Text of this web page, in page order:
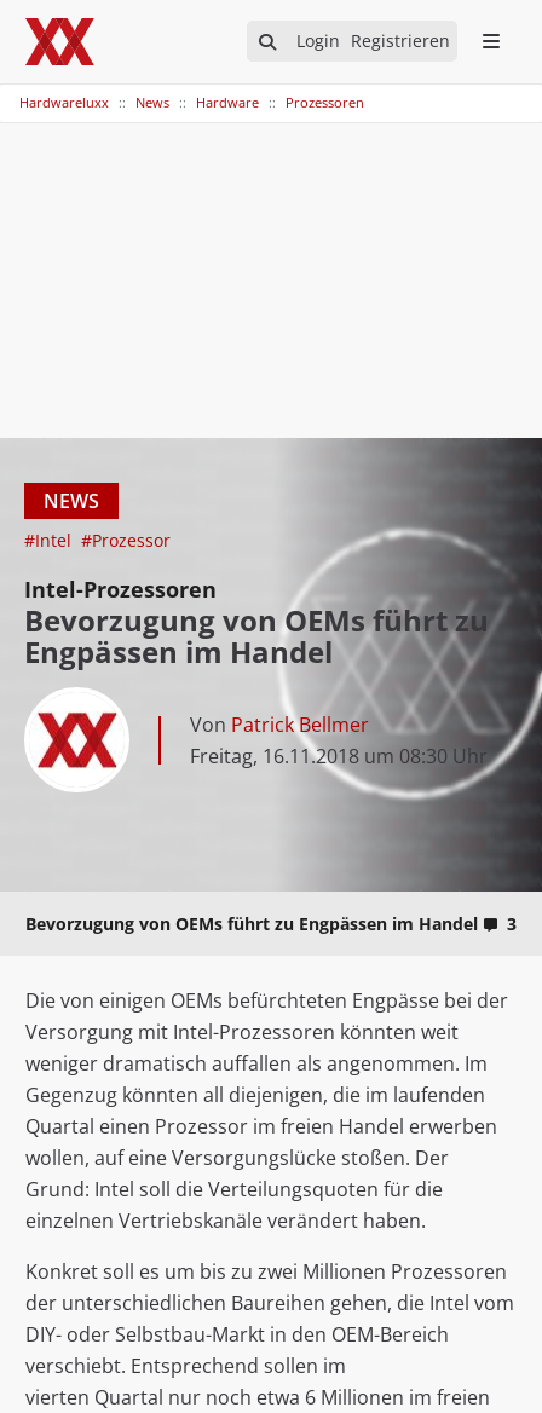
Login Registrieren
Hardwareluxx News Hardware Prozessoren
NEWS
#Intel #Prozessor
Intel-Prozessoren
Bevorzugung von OEMs führt zu
Engpässen im Handel
Von Patrick Bellmer
Freitag, 16.11.2018 um 08:30 Uhr
Bevorzugung von OEMs führt zu Engpässen im Handel 3
Die von einigen OEMs befürchteten Engpässe bei der
Versorgung mit Intel-Prozessoren könnten weit
weniger dramatisch auffallen als angenommen. Im
Gegenzug könnten all diejenigen, die im laufenden
Quartal einen Prozessor im freien Handel erwerben
wollen, auf eine Versorgungslücke stoßen. Der
Grund: Intel soll die Verteilungsquoten für die
einzelnen Vertriebskanäle verändert haben.
Konkret soll es um bis zu zwei Millionen Prozessoren
der unterschiedlichen Baureihen gehen, die Intel vom
DIY- oder Selbstbau-Markt in den OEM-Bereich
verschiebt. Entsprechend sollen im
vierten Quartal nur noch etwa 6 Millionen im freien